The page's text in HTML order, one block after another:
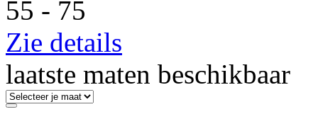
55 ‐ 75
Zie details
laatste maten beschikbaar